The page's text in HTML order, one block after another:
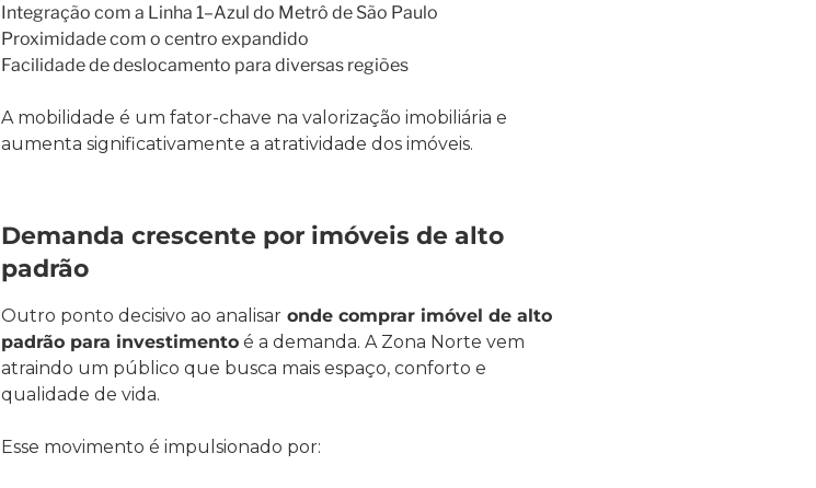
Integração com a Linha 1–Azul do Metrô de São Paulo
Proximidade com o centro expandido
Facilidade de deslocamento para diversas regiões
A mobilidade é um fator-chave na valorização imobiliária e
aumenta significativamente a atratividade dos imóveis.
Demanda crescente por imóveis de alto
padrão
Outro ponto decisivo ao analisaronde comprar imóvel de alto
padrão para investimentoé a demanda. A Zona Norte vem
atraindo um público que busca mais espaço, conforto e
qualidade de vida.
Esse movimento é impulsionado por: